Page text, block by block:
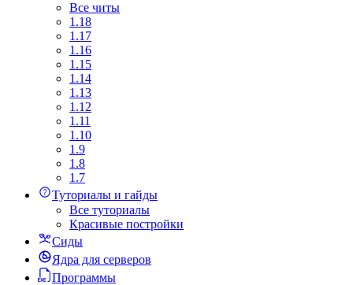
Все читы
1.18
1.17
1.16
1.15
1.14
1.13
1.12
1.11
1.10
1.9
1.8
1.7
Туториалы и гайды
Все туториалы
Красивые постройки
Сиды
Ядра для серверов
Программы